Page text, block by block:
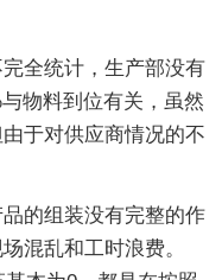
全统计，生产部没有
物料到位有关，虽然
于对供应商情况的不
的组装没有完整的作
混乱和工时浪费。